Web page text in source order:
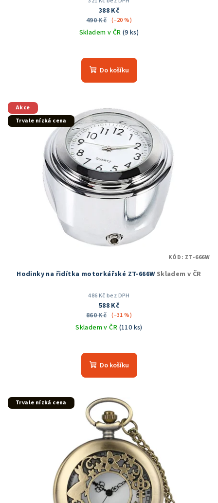
388 Kč
490 Kč (–20 %)
Skladem v ČR (9 ks)
hodnocení
produktu
5
hvězdiček.
Do košíku
Akce
Trvale nízká cena
Hodinky na řidítka motorkářské ZT-666W Skladem v ČR
486 Kč bez DPH
588 Kč
860 Kč (–31 %)
Skladem v ČR (110 ks)
hodnocení
produktu
5
hvězdiček.
Do košíku
KÓD: ZT-666W
Trvale nízká cena